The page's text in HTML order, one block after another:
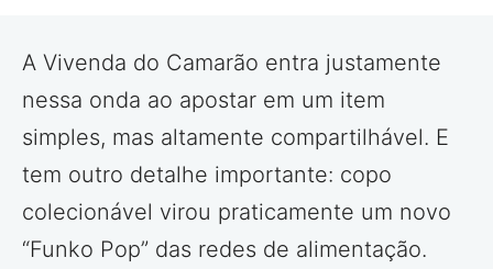
A Vivenda do Camarão entra justamente
nessa onda ao apostar em um item
simples, mas altamente compartilhável. E
tem outro detalhe importante: copo
colecionável virou praticamente um novo
“Funko Pop” das redes de alimentação.